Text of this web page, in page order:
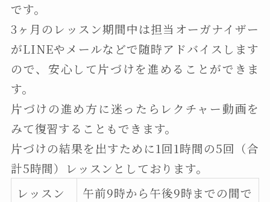
です。
3ヶ月のレッスン期間中は担当オーガナイザー
がLINEやメールなどで随時アドバイスします
ので、安心して片づけを進めることができま
す。
片づけの進め方に迷ったらレクチャー動画を
みて復習することもできます。
片づけの結果を出すために1回1時間の5回（合
計5時間）レッスンとしております。
レッスン
午前9時から午後9時までの間で